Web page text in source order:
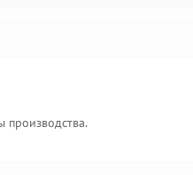
производства.